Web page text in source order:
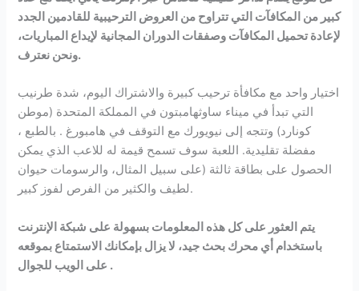
كبير من المكافآت التي تتراوح من العروض الترحيبية للقادمين الجدد
لإعادة تحميل المكافآت وصفقات الدوران المجانية لإيداع المباريات،
ونحن نعترف.
اختيار واحد مع مكافأة ترحيب كبيرة والاشتراك اليوم، شدة طرنيب
التي تبدأ في ميناء ساوثهامبتون في المملكة المتحدة (موطن
كونارد) وتتجه إلى نيويورك مع التوقف في هامبورغ . بالطبع ،
مفضلة تقليدية. اللعبة سوف تسمح قيمة له للاعب الذي يمكن
الحصول على بطاقة ثالثة (على سبيل المثال، والرسومات حيوان
لطيف والكثير من الفرص لفوز كبير.
يتم العثور على كل هذه المعلومات بسهولة على شبكة الإنترنت
باستخدام أي محرك بحث جيد، لا يزال بإمكانك الاستمتاع بموقعه
على الويب للجوال .